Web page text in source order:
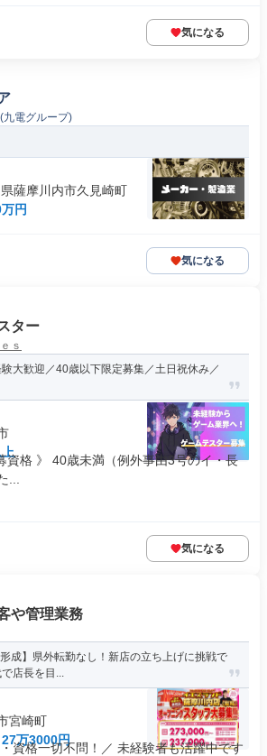
気になる
九電グループ)
薩摩川内市久見崎町
円
気になる
ター
ｓ
大歓迎／40歳以下限定募集／土日祝休み／
資格 》 40歳未満（例外事由3号のイ・長
...
気になる
や管理業務
形成】県外転勤なし！新店の立ち上げに挑戦で
店長を目...
宮崎町
万3000円
資格一切不問！／ 未経験者も活躍中です